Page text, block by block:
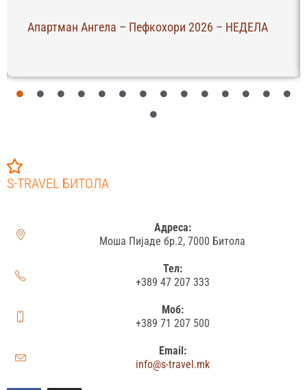
Апартман Ангела – Пефкохори 2026 – НЕДЕЛА
S-TRAVEL БИТОЛА
Адреса:
Моша Пијаде бр.2, 7000 Битола
Тел:
+389 47 207 333
Моб:
+389 71 207 500
Email:
info@s-travel.mk